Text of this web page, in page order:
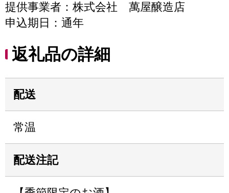
提供事業者：株式会社 萬屋醸造店
申込期日：通年
返礼品の詳細
配送
常温
配送注記